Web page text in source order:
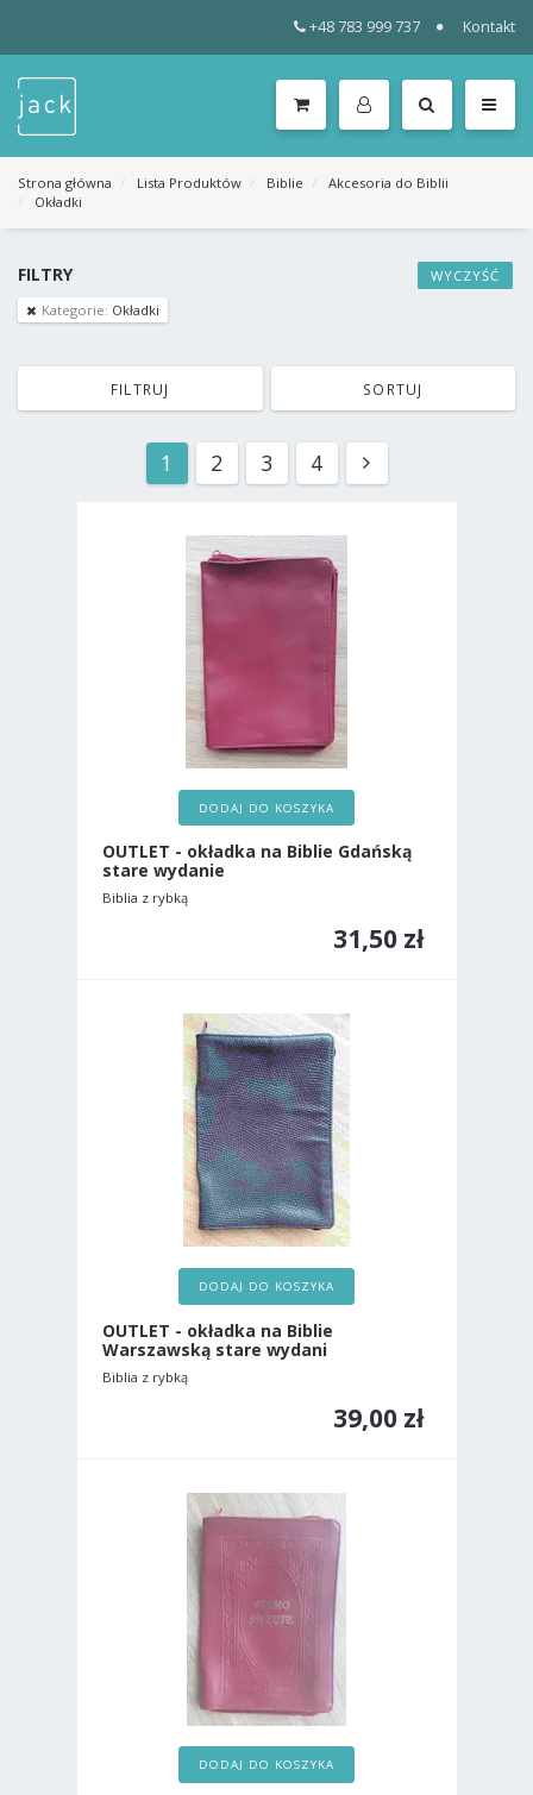
+48 783 999 737 Kontakt
KATEGORIE
MENU
Strona główna Lista Produktów Biblie
Akcesoria do Biblii
Okładki
FILTRY
WYCZYŚĆ
Kategorie: Okładki
FILTRUJ SORTUJ
1 2 3 4
DODAJ DO KOSZYKA
OUTLET - okładka na Biblie Gdańską
stare wydanie
Biblia z rybką
31,50 zł
DODAJ DO KOSZYKA
OUTLET - okładka na Biblie
Warszawską stare wydani
Biblia z rybką
39,00 zł
DODAJ DO KOSZYKA